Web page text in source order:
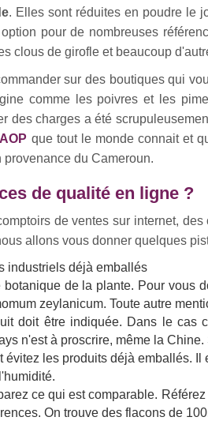
. Elles sont réduites en poudre le
pour de nombreuses
clous de girofle et beaucoup
sur des boutiques qui
comme les poivres et les
des charges a été
que tout le monde connait et
provenance du Cameroun.
de qualité en ligne ?
de ventes sur internet,
allons vous donner quelques
industriels déjà emballés
de la plante. Pour vous
zeylanicum. Toute autre
doit être indiquée. Dans le cas
n'est à proscrire, même la
évitez les produits déjà emballés.
ce qui est comparable.
On trouve des flacons de